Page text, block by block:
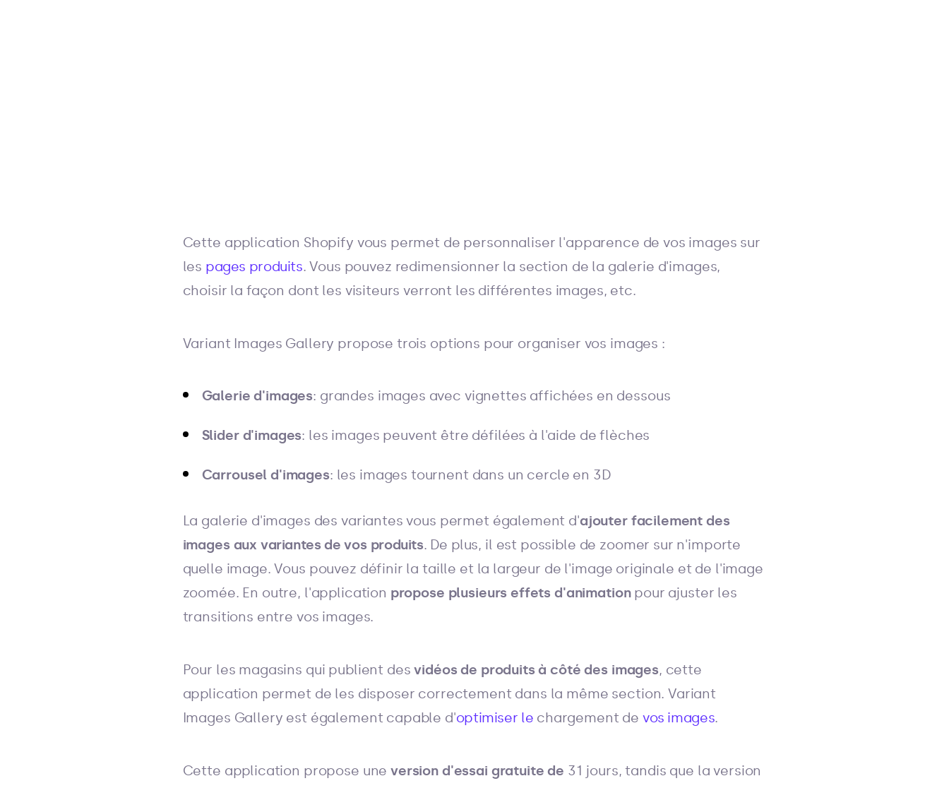
Cette application Shopify vous permet de personnaliser l'apparence de vos images sur
les pages produits. Vous pouvez redimensionner la section de la galerie d'images,
choisir la façon dont les visiteurs verront les différentes images, etc.
Variant Images Gallery propose trois options pour organiser vos images :
Galerie d'images: grandes images avec vignettes affichées en dessous
Slider d'images: les images peuvent être défilées à l'aide de flèches
Carrousel d'images: les images tournent dans un cercle en 3D
La galerie d'images des variantes vous permet également d'ajouter facilement des
images aux variantes de vos produits. De plus, il est possible de zoomer sur n'importe
quelle image. Vous pouvez définir la taille et la largeur de l'image originale et de l'image
zoomée. En outre, l'application propose plusieurs effets d'animationpour ajuster les
transitions entre vos images.
Pour les magasins qui publient desvidéos de produits à côté des images, cette
application permet de les disposer correctement dans la même section. Variant
Images Gallery est également capable d'optimiser le chargement de vos images.
Cette application propose uneversion d'essai gratuite de 31 jours, tandis que la version